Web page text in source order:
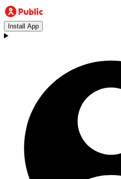
Install App